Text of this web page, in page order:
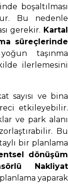
boşaltılması
Bu nedenle
gerekir. Kartal
süreçlerinde
taşınma
ilerlemesini
sayısı ve bina
etkileyebilir.
ve park alanı
Bu
bir planlama
dönüşüm
Nakliyat
yaparak